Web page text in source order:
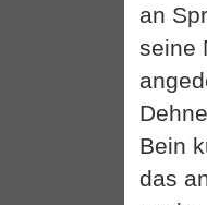
an
seine
Bein
das